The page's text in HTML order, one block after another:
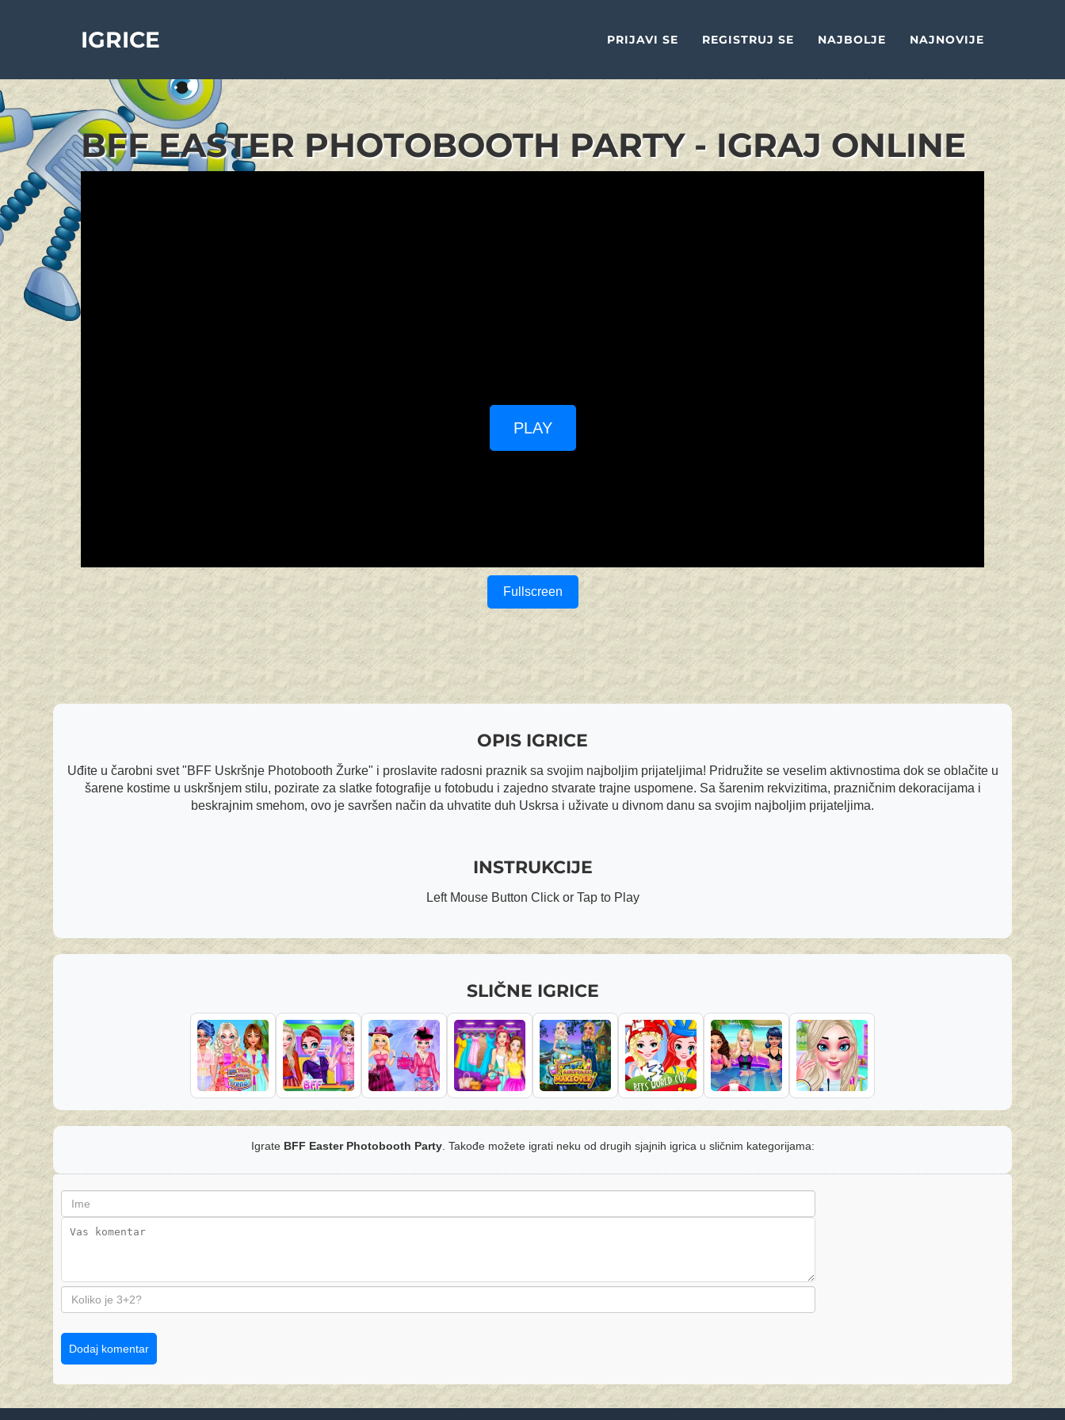
IGRICE PRIJAVI SE REGISTRUJ SE NAJBOLJE NAJNOVIJE
BFF EASTER PHOTOBOOTH PARTY - IGRAJ ONLINE
PLAY
Fullscreen
OPIS IGRICE
Uđite u čarobni svet "BFF Uskršnje Photobooth Žurke" i proslavite radosni praznik sa svojim najboljim prijateljima! Pridružite se veselim aktivnostima dok se oblačite u
šarene kostime u uskršnjem stilu, pozirate za slatke fotografije u fotobudu i zajedno stvarate trajne uspomene. Sa šarenim rekvizitima, prazničnim dekoracijama i
beskrajnim smehom, ovo je savršen način da uhvatite duh Uskrsa i uživate u divnom danu sa svojim najboljim prijateljima.
INSTRUKCIJE
Left Mouse Button Click or Tap to Play
SLIČNE IGRICE
Igrate BFF Easter Photobooth Party. Takođe možete igrati neku od drugih sjajnih igrica u sličnim kategorijama:
Dodaj komentar